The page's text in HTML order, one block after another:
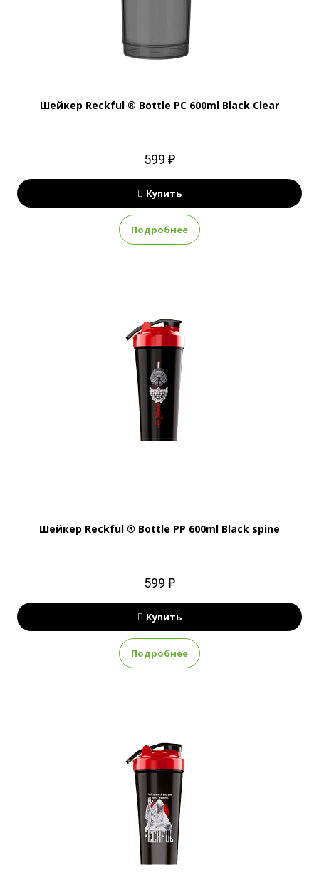
Шейкер Reckful ® Bottle PC 600ml Black Clear
599 ₽
Купить
Подробнее
Шейкер Reckful ® Bottle PP 600ml Black spine
599 ₽
Купить
Подробнее